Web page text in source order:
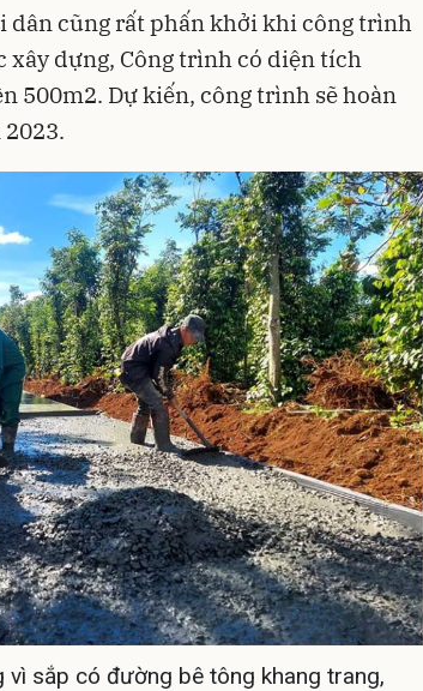
dân cũng rất phấn khởi khi công trình
xây dựng, Công trình có diện tích
500m2. Dự kiến, công trình sẽ hoàn
sắp có đường bê tông khang trang,